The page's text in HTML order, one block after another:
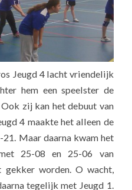
Jeugd 4 lacht vriendelijk
hem een speelster de
zij kan het debuut van
4 maakte het alleen de
21. Maar daarna kwam het
25-08 en 25-06 van
worden. O wacht,
tegelijk met Jeugd 1.